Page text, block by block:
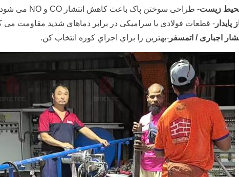
محیط زیست- طراحی سوختن پاک باعث کاهش انتشار CO و NO می شود.
- قطعات فولادی یا سرامیکی در برابر دماهای شدید مقاومت می
اجباری / اتمسفر -بهترين را براي اجراي کوره انتخاب کن.